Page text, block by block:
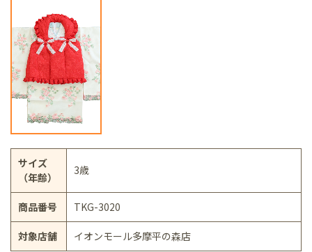
サイズ
（年齢）
3歳
商品番号 TKG-3020
対象店舗 イオンモール多摩平の森店